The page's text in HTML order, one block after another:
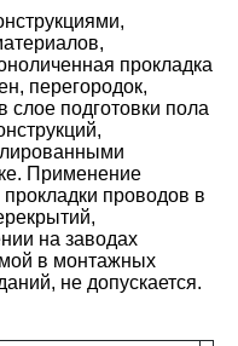
прокладка
перегородок,
слое подготовки пола
Применение
проводов в
на заводах
в монтажных
не допускается.